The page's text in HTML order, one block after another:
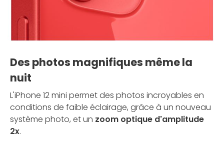
Des photos magnifiques même la
nuit
L'iPhone 12 mini permet des photos incroyables en
conditions de faible éclairage, grâce à un nouveau
système photo, et un zoom optique d'amplitude
2x.